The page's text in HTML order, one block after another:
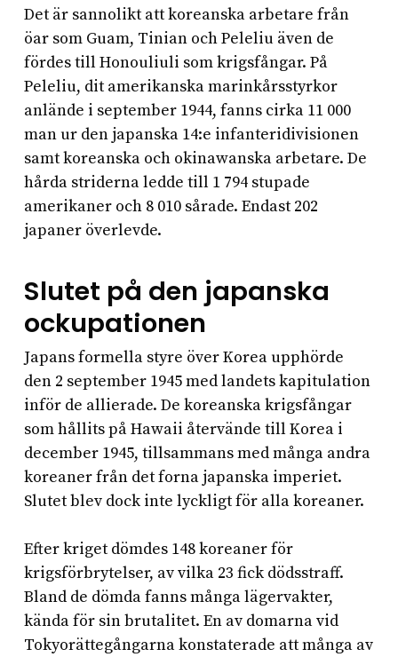
Det är sannolikt att koreanska arbetare från
öar som Guam, Tinian och Peleliu även de
fördes till Honouliuli som krigsfångar. På
Peleliu, dit amerikanska marinkårsstyrkor
anlände i september 1944, fanns cirka 11 000
man ur den japanska 14:e infanteridivisionen
samt koreanska och okinawanska arbetare. De
hårda striderna ledde till 1 794 stupade
amerikaner och 8 010 sårade. Endast 202
japaner överlevde.
Slutet på den japanska
ockupationen
Japans formella styre över Korea upphörde
den 2 september 1945 med landets kapitulation
inför de allierade. De koreanska krigsfångar
som hållits på Hawaii återvände till Korea i
december 1945, tillsammans med många andra
koreaner från det forna japanska imperiet.
Slutet blev dock inte lyckligt för alla koreaner.
Efter kriget dömdes 148 koreaner för
krigsförbrytelser, av vilka 23 fick dödsstraff.
Bland de dömda fanns många lägervakter,
kända för sin brutalitet. En av domarna vid
Tokyorättegångarna konstaterade att många av